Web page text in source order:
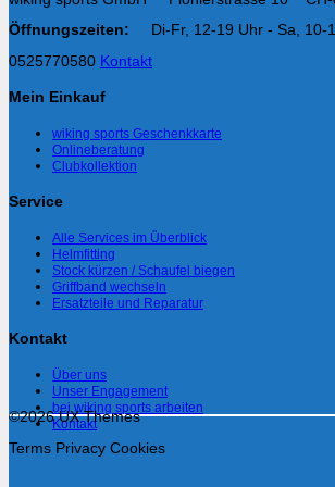
Öffnungszeiten:
Di-Fr, 12-19 Uhr - Sa, 10-
0525770580 Kontakt
Mein Einkauf
wiking sports Geschenkkarte
Onlineberatung
Clubkollektion
Service
Alle Services im Überblick
Helmfitting
Stock kürzen / Schaufel biegen
Griffband wechseln
Ersatzteile und Reparatur
Kontakt
Über uns
Unser Engagement
bei wiking sports arbeiten
Kontakt
©2026 UX Themes
Terms Privacy Cookies